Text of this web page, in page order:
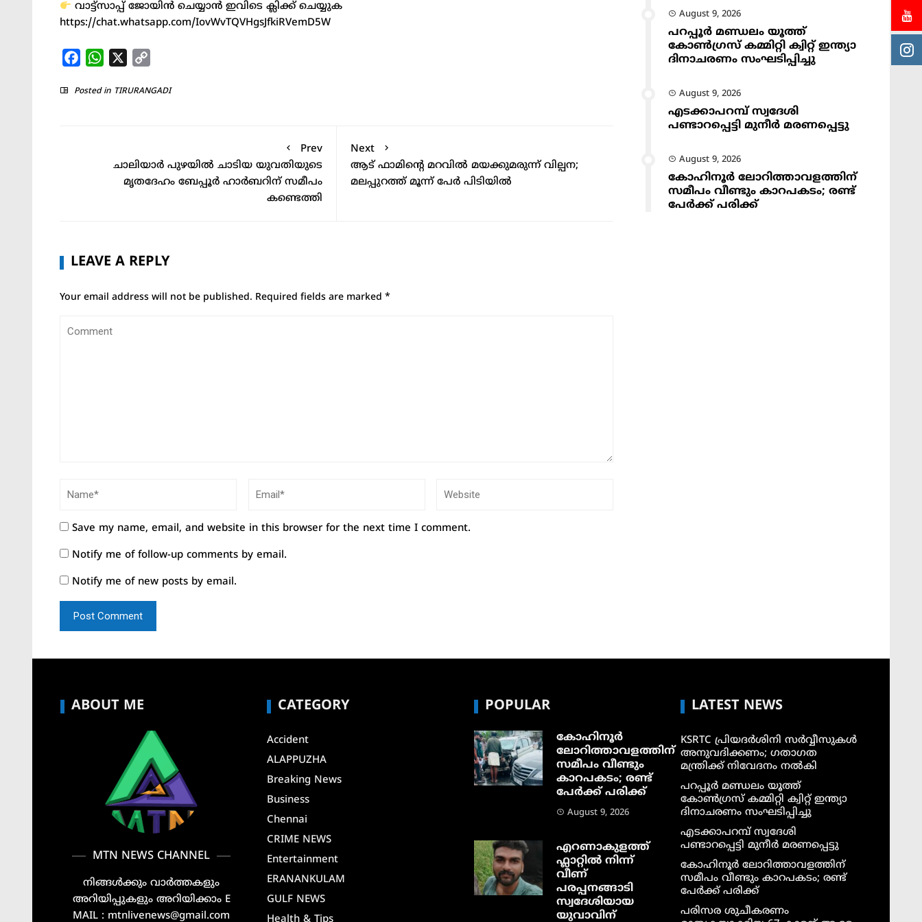
വാട്ട്സാപ്പ് ജോയിൻ ചെയ്യാൻ ഇവിടെ ക്ലിക്ക് ചെയ്യുക
https://chat.whatsapp.com/IovWvTQVHgsJfkiRVemD5W
FacebookWhatsApp
Posted in TIRURANGADI
Prev
ചാലിയാർ പുഴയിൽ ചാടിയ യുവതിയുടെ
മൃതദേഹം ബേപ്പൂർ ഹാർബറിന് സമീപം
കണ്ടെത്തി
Next
ആട് ഫാമിന്റെ മറവിൽ മയക്കുമരുന്ന് വില്പന;
മലപ്പുറത്ത് മൂന്ന് പേർ പിടിയിൽ
LEAVE A REPLY
Your email address will not be published. Required fields are marked *
Save my name, email, and website in this browser for the next time I comment.
Notify me of follow-up comments by email.
Notify me of new posts by email.
August 9, 2026
പറപ്പൂർ മണ്ഡലം യൂത്ത്
കോൺഗ്രസ് കമ്മിറ്റി ക്വിറ്റ് ഇന്ത്യാ
ദിനാചരണം സംഘടിപ്പിച്ചു
August 9, 2026
എടക്കാപറമ്പ് സ്വദേശി
പണ്ടാറപ്പെട്ടി മുനീർ മരണപ്പെട്ടു
August 9, 2026
കോഹിനൂർ ലോറിത്താവളത്തിന്
സമീപം വീണ്ടും കാറപകടം; രണ്ട്
പേർക്ക് പരിക്ക്
ABOUT ME
MTN NEWS CHANNEL
നിങ്ങൾക്കും വാർത്തകളും
അറിയിപ്പുകളും അറിയിക്കാം E
MAIL : mtnlivenews@gmail.com
CATEGORY
Accident
ALAPPUZHA
Breaking News
Business
Chennai
CRIME NEWS
Entertainment
ERANANKULAM
GULF NEWS
POPULAR
കോഹിനൂർ
ലോറിത്താവളത്തിന്
സമീപം വീണ്ടും
കാറപകടം; രണ്ട്
പേർക്ക് പരിക്ക്
August 9, 2026
എറണാകുളത്ത്
ഫ്ലാറ്റിൽ നിന്ന്
വീണ്
പരപ്പനങ്ങാടി
സ്വദേശിയായ
യുവാവിന്
LATEST NEWS
KSRTC പ്രിയദർശിനി സർവ്വീസുകൾ
അനുവദിക്കണം; ഗതാഗത
മന്ത്രിക്ക് നിവേദനം നൽകി
പറപ്പൂർ മണ്ഡലം യൂത്ത്
കോൺഗ്രസ് കമ്മിറ്റി ക്വിറ്റ് ഇന്ത്യാ
ദിനാചരണം സംഘടിപ്പിച്ചു
എടക്കാപറമ്പ് സ്വദേശി
പണ്ടാറപ്പെട്ടി മുനീർ മരണപ്പെട്ടു
കോഹിനൂർ ലോറിത്താവളത്തിന്
സമീപം വീണ്ടും കാറപകടം; രണ്ട്
പേർക്ക് പരിക്ക്
പരിസര ശുചീകരണം